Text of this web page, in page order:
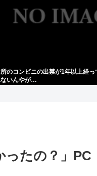
のコンビニの出禁が1年以上経っ
いんやが…
ったの？」PC